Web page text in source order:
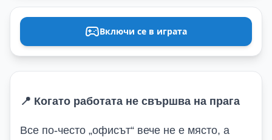
Включи се в играта
📍 Когато работата не свършва на прага
Все по-често „офисът“ вече не е място, а